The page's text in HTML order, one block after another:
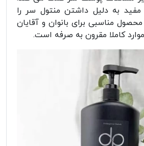
مفید به دلیل داشتن منتول سر را
مناسبی برای بانوان و آقایان
کاملا مقرون به صرفه است.